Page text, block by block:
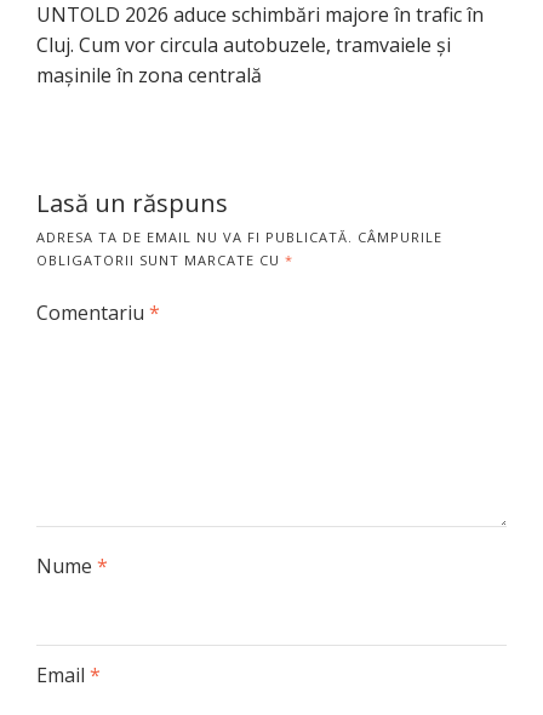
UNTOLD 2026 aduce schimbări majore în trafic în
Cluj. Cum vor circula autobuzele, tramvaiele și
mașinile în zona centrală
Lasă un răspuns
ADRESA TA DE EMAIL NU VA FI PUBLICATĂ. CÂMPURILE
OBLIGATORII SUNT MARCATE CU *
Comentariu *
Nume *
Email *